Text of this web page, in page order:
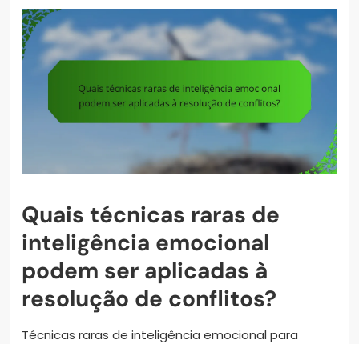
Quais técnicas raras de
inteligência emocional
podem ser aplicadas à
resolução de conflitos?
Técnicas raras de inteligência emocional para